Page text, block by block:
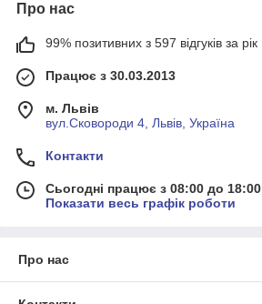
Про нас
99% позитивних з 597 відгуків за рік
Працює з 30.03.2013
м. Львів
вул.Сковороди 4, Львів, Україна
Контакти
Сьогодні працює з 08:00 до 18:00
Показати весь графік роботи
Про нас